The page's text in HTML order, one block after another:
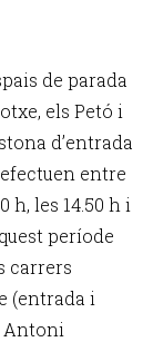
de parada
els Petó i
d’entrada
entre
h, les 14.50 h i
període
carrers
(entrada i
Antoni